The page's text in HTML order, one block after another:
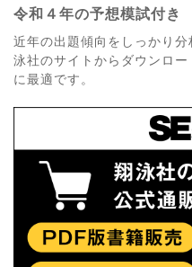
令和４年の予想模試付き
近年の出題傾向をしっかり
泳社のサイトからダウンロ
に最適です。